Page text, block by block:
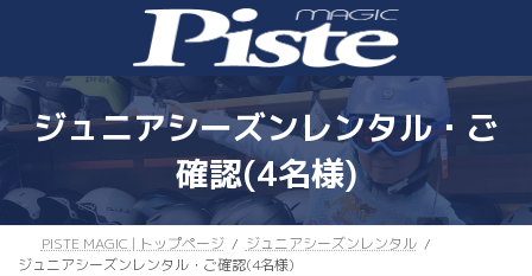
ジュニアシーズンレンタル・ご
確認(4名様)
PISTE MAGIC | トップページ
ジュニアシーズンレンタル
ジュニアシーズンレンタル・ご確認(4名様)